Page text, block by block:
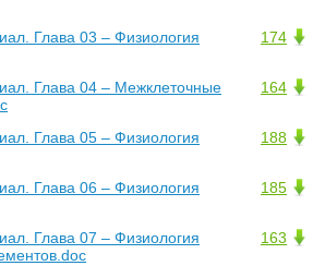
174
Глава 03 – Физиология
164
Глава 04 – Межклеточные
188
Глава 05 – Физиология
185
Глава 06 – Физиология
163
Глава 07 – Физиология